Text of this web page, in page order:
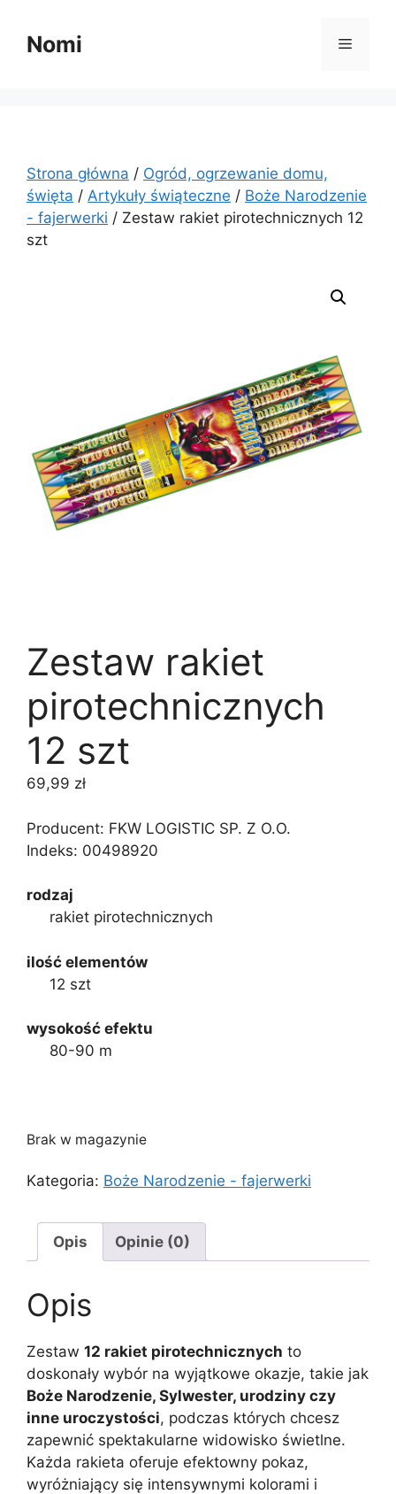
treściNomi Menu
Strona główna / Ogród, ogrzewanie domu,
święta / Artykuły świąteczne / Boże Narodzenie
- fajerwerki / Zestaw rakiet pirotechnicznych 12
szt
Zestaw rakiet
pirotechnicznych
12 szt
69,99 zł
Producent: FKW LOGISTIC SP. Z O.O.
Indeks: 00498920
rodzaj
rakiet pirotechnicznych
ilość elementów
12 szt
wysokość efektu
80-90 m
Brak w magazynie
Kategoria: Boże Narodzenie - fajerwerki
Opis Opinie (0)
Opis
Zestaw 12 rakiet pirotechnicznych to
doskonały wybór na wyjątkowe okazje, takie jak
Boże Narodzenie, Sylwester, urodziny czy
inne uroczystości, podczas których chcesz
zapewnić spektakularne widowisko świetlne.
Każda rakieta oferuje efektowny pokaz,
wyróżniający się intensywnymi kolorami i